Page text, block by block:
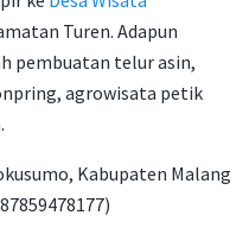
Turen. Adapun
pembuatan telur asin,
agrowisata petik
Kabupaten Malang